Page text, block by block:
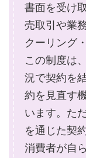
書面を受け
売取引や業
クーリング
この制度は
況で契約を
約を見直す
います。た
を通じた契
消費者が自